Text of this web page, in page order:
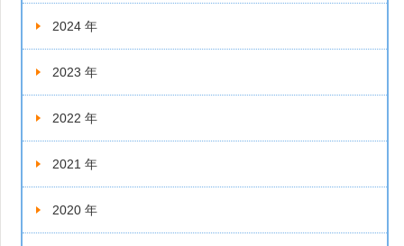
2024 年
2023 年
2022 年
2021 年
2020 年